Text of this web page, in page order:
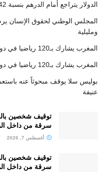
الدولار يتراجع أمام الدرهم بنسبة 0,42% خلال أسبوع
المجلس الوطني لحقوق الإنسان
ومليلية
المغرب يشارك بـ120 رياضيا في دورة تارانتو 2026
المغرب يشارك بـ120 رياضيا في دورة تارانتو 2026
بوليس سلا يوقف مبحوثاً عنه
عنيفة
توقيف شخصين
سرقة من داخل
أغسطس 7, 2026
توقيف شخصين
سرقة من داخل